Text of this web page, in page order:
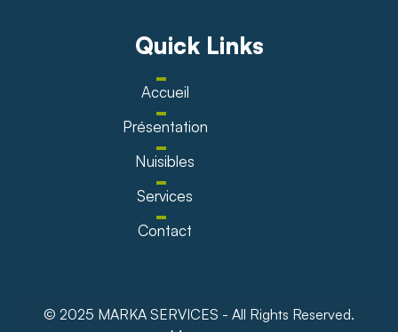
Quick Links
Accueil
Présentation
Nuisibles
Services
Contact
© 2025 MARKA SERVICES - All Rights Reserved.